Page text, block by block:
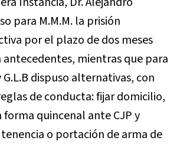
para M.M.M. la prisión
por el plazo de dos meses
mientras que para
G.L.B dispuso alternativas, con
de conducta: fijar domicilio,
forma quincenal ante CJP y
o portación de arma de